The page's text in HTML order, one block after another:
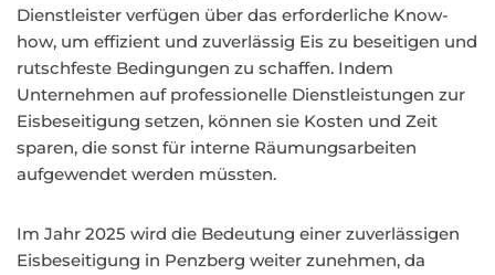
Dienstleister verfügen über das erforderliche Know-
how, um effizient und zuverlässig Eis zu beseitigen und
rutschfeste Bedingungen zu schaffen. Indem
Unternehmen auf professionelle Dienstleistungen zur
Eisbeseitigung setzen, können sie Kosten und Zeit
sparen, die sonst für interne Räumungsarbeiten
aufgewendet werden müssten.
Im Jahr 2025 wird die Bedeutung einer zuverlässigen
Eisbeseitigung in Penzberg weiter zunehmen, da